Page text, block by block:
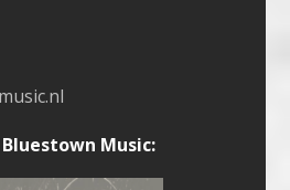
Music: